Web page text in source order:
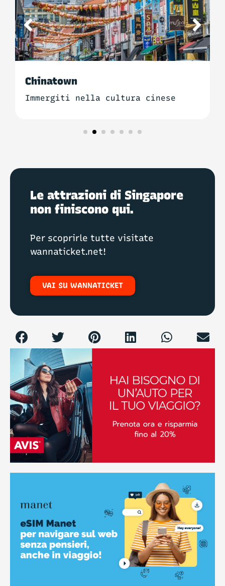
Chinatown
Immergiti nella cultura cinese
Le attrazioni di Singapore
non finiscono qui.
Per scoprirle tutte visitate
wannaticket.net!
VAI SU WANNATICKET